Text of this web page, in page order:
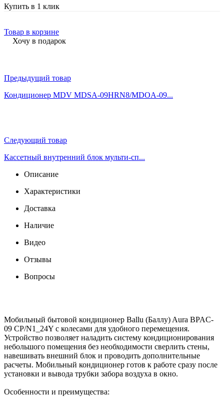
Купить в 1 клик
Товар в корзине
Хочу в подарок
Предыдущий товар
Кондиционер MDV MDSA-09HRN8/MDOA-09...
Следующий товар
Кассетный внутренний блок мульти-сп...
Описание
Характеристики
Доставка
Наличие
Видео
Отзывы
Вопросы
Мобильный бытовой кондиционер Ballu (Баллу) Aura BPAC-
09 CP/N1_24Y с колесами для удобного перемещения.
Устройство позволяет наладить систему кондиционирования
небольшого помещения без необходимости сверлить стены,
навешивать внешний блок и проводить дополнительные
расчеты. Мобильный кондиционер готов к работе сразу после
установки и вывода трубки забора воздуха в окно.
Особенности и преимущества: